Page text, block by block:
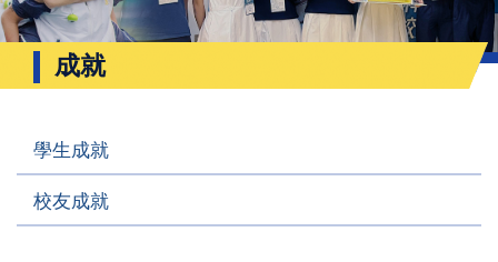
成就
學生成就
校友成就